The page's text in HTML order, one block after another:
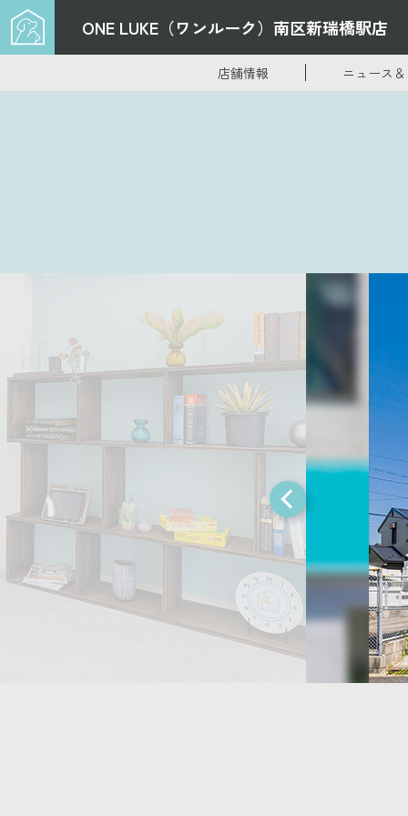
ONE LUKE（ワンルーク） 南区新瑞橋駅店
店舗情報 ニュース